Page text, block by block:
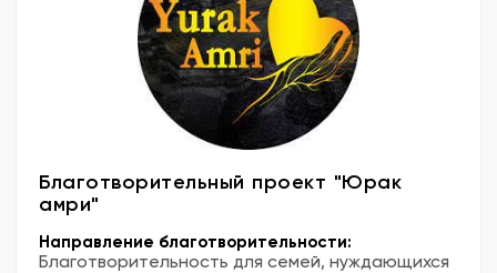
Благотворительный проект "Юрак
амри"
Направление благотворительности:
Благотворительность для семей, нуждающихся